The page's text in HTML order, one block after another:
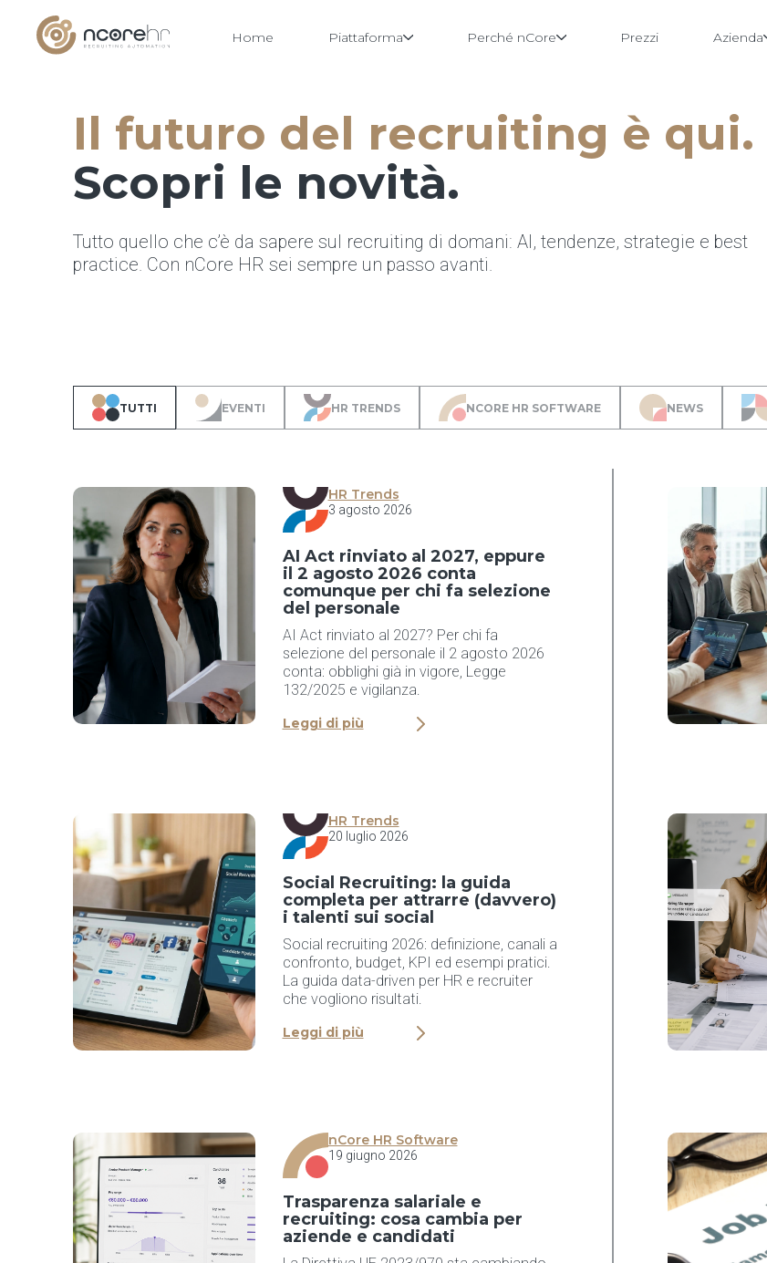
Home Piattaforma Perché nCore Prezzi Azienda
Il futuro del recruiting è qui.
Scopri le novità.
Tutto quello che c’è da sapere sul recruiting di domani: AI, tendenze, strategie e best
practice. Con nCore HR sei sempre un passo avanti.
TUTTI EVENTI HR TRENDS NCORE HR SOFTWARE NEWS
HR Trends
3 agosto 2026
AI Act rinviato al 2027, eppure
il 2 agosto 2026 conta
comunque per chi fa selezione
del personale
AI Act rinviato al 2027? Per chi fa
selezione del personale il 2 agosto 2026
conta: obblighi già in vigore, Legge
132/2025 e vigilanza.
Leggi di più
HR Trends
20 luglio 2026
Social Recruiting: la guida
completa per attrarre (davvero)
i talenti sui social
Social recruiting 2026: definizione, canali a
confronto, budget, KPI ed esempi pratici.
La guida data-driven per HR e recruiter
che vogliono risultati.
Leggi di più
nCore HR Software
19 giugno 2026
Trasparenza salariale e
recruiting: cosa cambia per
aziende e candidati